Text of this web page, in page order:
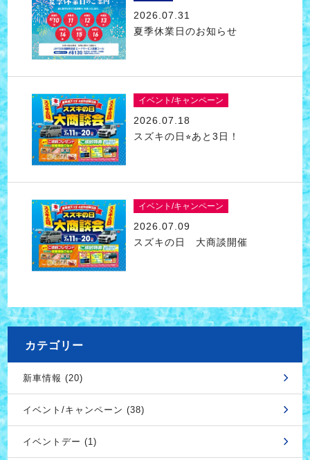
2026.07.31
夏季休業日のお知らせ
イベント/キャンペーン
2026.07.18
スズキの日⭐︎あと3日！
イベント/キャンペーン
2026.07.09
スズキの日 大商談開催
カテゴリー
新車情報 (20)
イベント/キャンペーン (38)
イベントデー (1)